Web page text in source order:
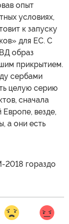
опыт
условиях,
к запуску
для ЕС. С
образ
прикрытием.
сербами
целую серию
сначала
везде,
а они есть
2018 гораздо